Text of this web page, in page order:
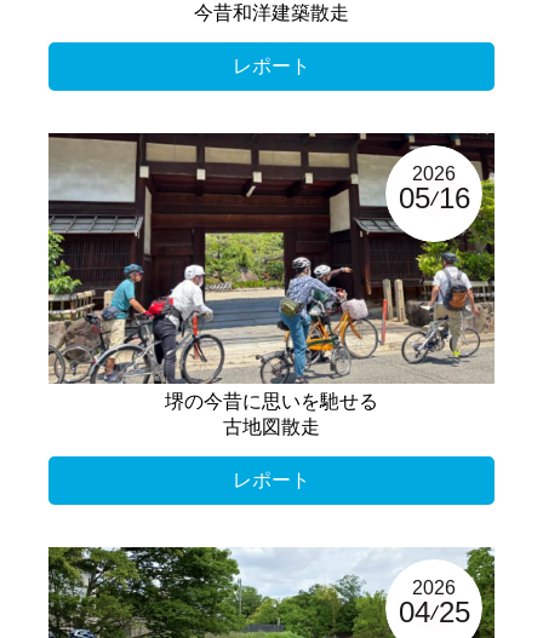
今昔和洋建築散走
レポート
2026
05 16
堺の今昔に思いを馳せる
古地図散走
レポート
2026
04 25